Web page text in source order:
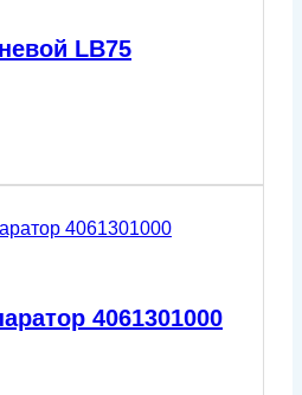
LB75
4061301000